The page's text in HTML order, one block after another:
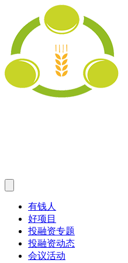
有钱人
好项目
投融资专题
投融资动态
会议活动